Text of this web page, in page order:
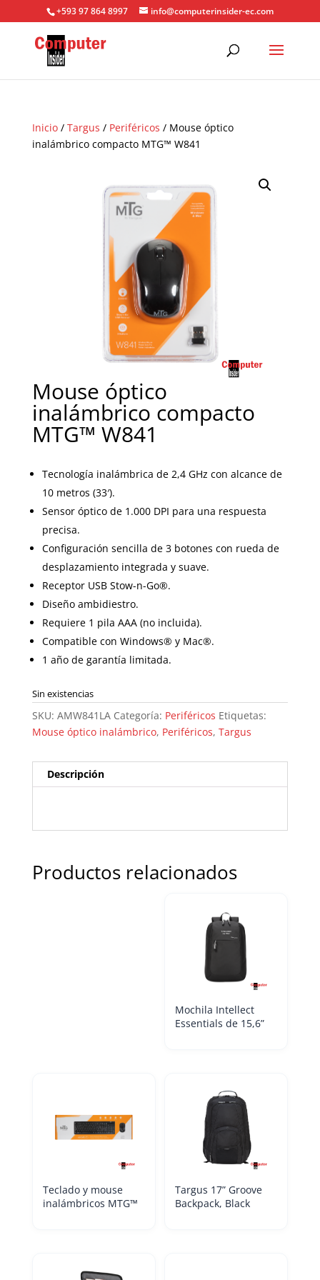
+593 97 864 8997 info@computerinsider-ec.com
Inicio/ Targus / Periféricos / Mouse óptico
inalámbrico compacto MTG™ W841
Mouse óptico
inalámbrico compacto
MTG™ W841
Tecnología inalámbrica de 2,4 GHz con alcance de
10 metros (33′).
Sensor óptico de 1.000 DPI para una respuesta
precisa.
Configuración sencilla de 3 botones con rueda de
desplazamiento integrada y suave.
Receptor USB Stow-n-Go®.
Diseño ambidiestro.
Requiere 1 pila AAA (no incluida).
Compatible con Windows® y Mac®.
1 año de garantía limitada.
Sin existencias
SKU: AMW841LA Categoría: Periféricos Etiquetas:
Mouse óptico inalámbrico, Periféricos, Targus
Descripción
Productos relacionados
Mochila Intellect
Essentials de 15,6”
Teclado y mouse
inalámbricos MTG™
Targus 17” Groove
Backpack, Black